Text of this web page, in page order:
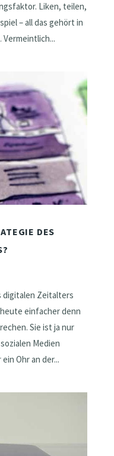
Liken, teilen,
– all das gehört in
Vermeintlich...
DES
digitalen Zeitalters
einfacher denn
Sie ist ja nur
Medien
Ohr an der...